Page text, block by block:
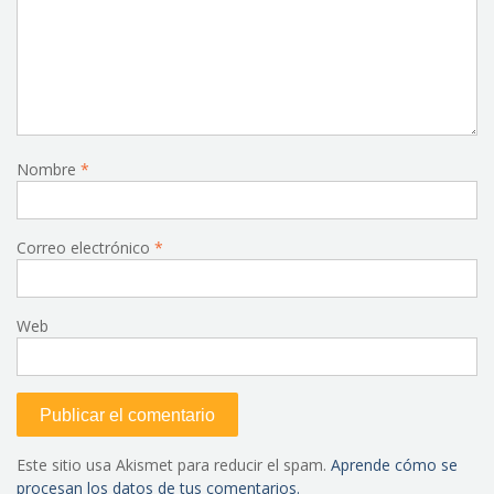
Nombre *
Correo electrónico *
Web
Este sitio usa Akismet para reducir el spam. Aprende cómo se
procesan los datos de tus comentarios.